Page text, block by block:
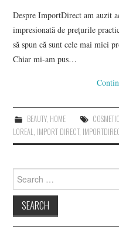
Despre ImportDirect am auzit
impresionată de prețurile
să spun că sunt cele mai mici
Chiar mi-am pus…
BEAUTY, HOME
LOREAL, IMPORT DIRECT,
Search
for: